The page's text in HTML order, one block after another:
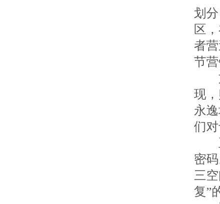
划
区
者
节
文
现
永
们
正
密
三
复”